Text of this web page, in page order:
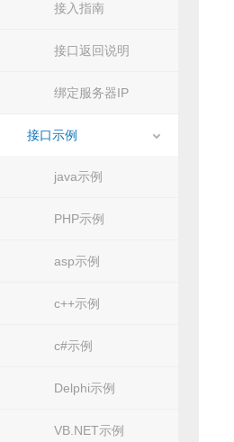
接入指南
接口返回说明
绑定服务器IP
接口示例
java示例
PHP示例
asp示例
c++示例
c#示例
Delphi示例
VB.NET示例